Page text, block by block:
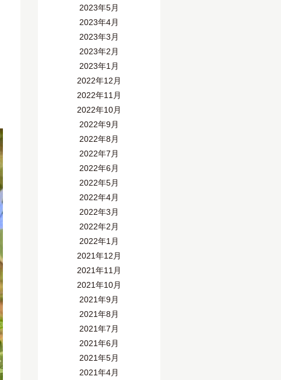
2023年5月
2023年4月
2023年3月
2023年2月
2023年1月
2022年12月
2022年11月
2022年10月
2022年9月
2022年8月
2022年7月
2022年6月
2022年5月
2022年4月
2022年3月
2022年2月
2022年1月
2021年12月
2021年11月
2021年10月
2021年9月
2021年8月
2021年7月
2021年6月
2021年5月
2021年4月